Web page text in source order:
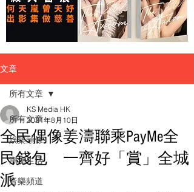
文章
所有文章
娛樂頭條
潮流生活
音樂頻道
所有文章
全民偶像姜濤聯乘PayMe全
民錢包 一齊好「賞」全城
派
KS Media HK
2021年8月10日